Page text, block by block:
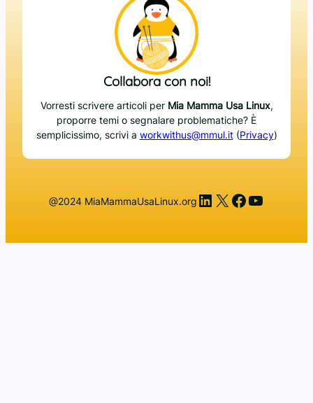
Collabora con noi!
Vorresti scrivere articoli per Mia Mamma Usa Linux,
proporre temi o segnalare problematiche? È
semplicissimo, scrivi a workwithus@mmul.it(Privacy)
@2024 MiaMammaUsaLinux.org LinkedIn
X Facebook